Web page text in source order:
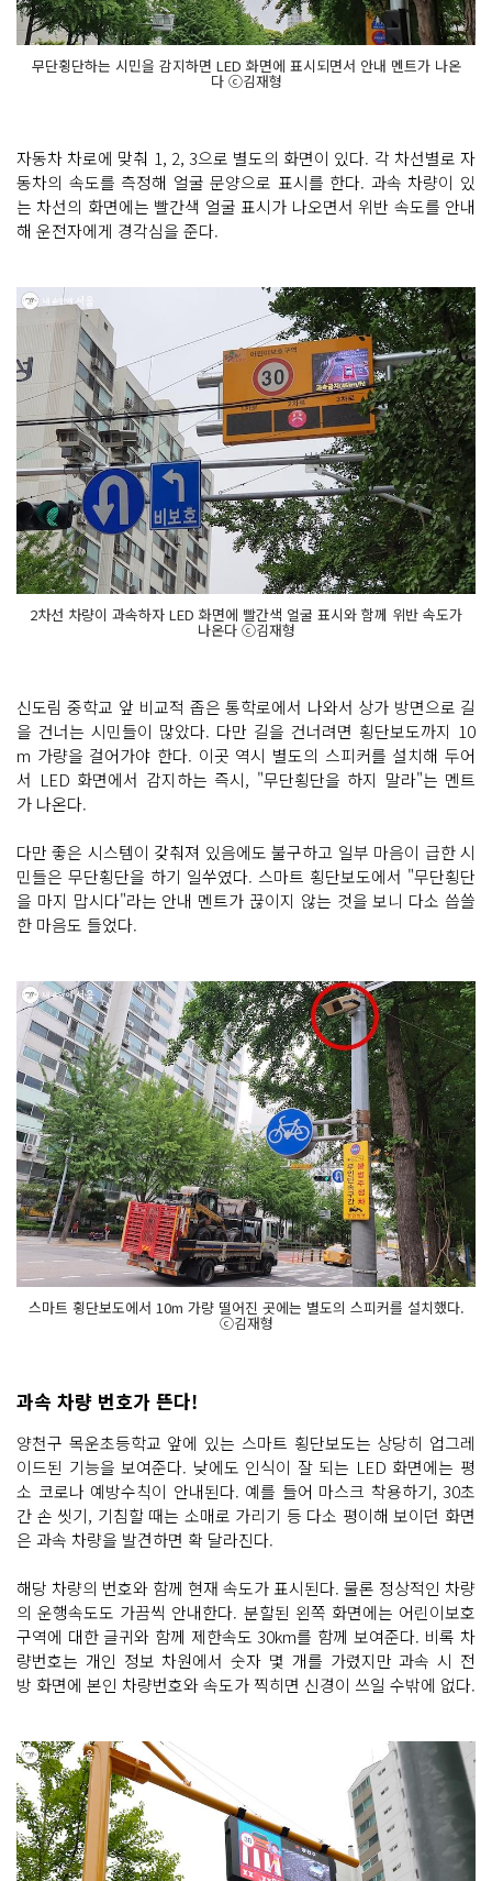
무단횡단하는 시민을 감지하면 LED 화면에 표시되면서 안내 멘트가 나온
다 ⓒ김재형
자동차 차로에 맞춰 1, 2, 3으로 별도의 화면이 있다. 각 차선별로 자
동차의 속도를 측정해 얼굴 문양으로 표시를 한다. 과속 차량이 있
는 차선의 화면에는 빨간색 얼굴 표시가 나오면서 위반 속도를 안내
해 운전자에게 경각심을 준다.
2차선 차량이 과속하자 LED 화면에 빨간색 얼굴 표시와 함께 위반 속도가
나온다 ⓒ김재형
신도림 중학교 앞 비교적 좁은 통학로에서 나와서 상가 방면으로 길
을 건너는 시민들이 많았다. 다만 길을 건너려면 횡단보도까지 10
m 가량을 걸어가야 한다. 이곳 역시 별도의 스피커를 설치해 두어
서 LED 화면에서 감지하는 즉시, "무단횡단을 하지 말라"는 멘트
가 나온다.
다만 좋은 시스템이 갖춰져 있음에도 불구하고 일부 마음이 급한 시
민들은 무단횡단을 하기 일쑤였다. 스마트 횡단보도에서 "무단횡단
을 마지 맙시다"라는 안내 멘트가 끊이지 않는 것을 보니 다소 씁쓸
한 마음도 들었다.
스마트 횡단보도에서 10m 가량 떨어진 곳에는 별도의 스피커를 설치했다.
ⓒ김재형
과속 차량 번호가 뜬다!
​​양천구 목운초등학교 앞에 있는 스마트 횡단보도는 상당히 업그레
이드된 기능을 보여준다. 낮에도 인식이 잘 되는 LED 화면에는 평
소 코로나 예방수칙이 안내된다. 예를 들어 마스크 착용하기, 30초
간 손 씻기, 기침할 때는 소매로 가리기 등 다소 평이해 보이던 화면
은 과속 차량을 발견하면 확 달라진다.
해당 차량의 번호와 함께 현재 속도가 표시된다. 물론 정상적인 차량
의 운행속도도 가끔씩 안내한다. 분할된 왼쪽 화면에는 어린이보호
구역에 대한 글귀와 함께 제한속도 30km를 함께 보여준다. 비록 차
량번호는 개인 정보 차원에서 숫자 몇 개를 가렸지만 과속 시 전
방 화면에 본인 차량번호와 속도가 찍히면 신경이 쓰일 수밖에 없다.